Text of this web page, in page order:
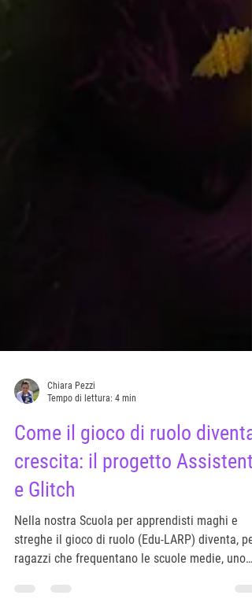
Chiara Pezzi
Tempo di lettura: 4 min
Come il gioco di ruolo diventa
crescita: il progetto Assistenti
e Glitch
Nella nostra Scuola per apprendisti maghi e